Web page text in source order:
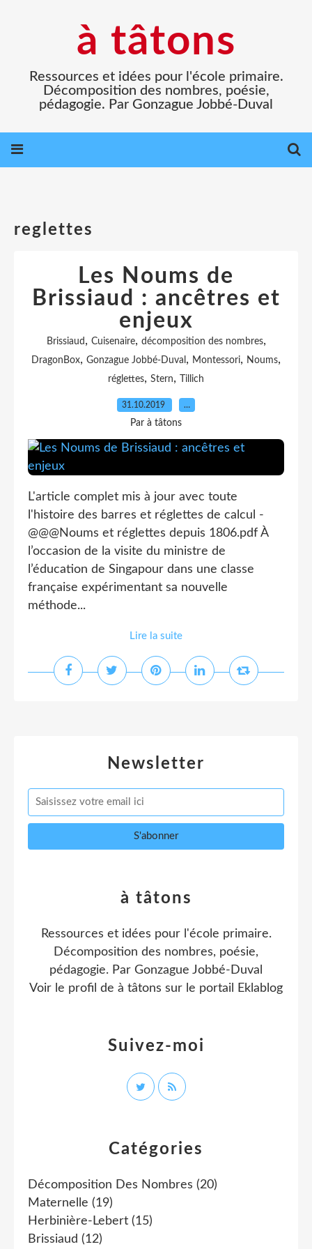
à tâtons
Ressources et idées pour l'école primaire.
Décomposition des nombres, poésie,
pédagogie. Par Gonzague Jobbé-Duval
reglettes
Les Noums de
Brissiaud : ancêtres et
enjeux
Brissiaud , Cuisenaire, décomposition des nombres,
DragonBox, Gonzague Jobbé-Duval , Montessori, Noums,
réglettes, Stern, Tillich
31.10.2019 …
Par à tâtons
L'article complet mis à jour avec toute
l'histoire des barres et réglettes de calcul -
@@@Noums et réglettes depuis 1806.pdf À
l’occasion de la visite du ministre de
l’éducation de Singapour dans une classe
française expérimentant sa nouvelle
méthode...
Lire la suite
Newsletter
Catégories
Décomposition Des Nombres (20)
Maternelle (19)
Herbinière-Lebert (15)
Brissiaud (12)
à tâtons
Ressources et idées pour l'école primaire.
Décomposition des nombres, poésie,
pédagogie. Par Gonzague Jobbé-Duval
Voir le profil de à tâtons sur le portail Eklablog
Suivez-moi